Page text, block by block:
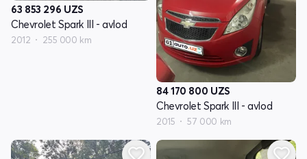
63 853 296 UZS
Chevrolet Spark III - avlod
2012 255 000 km
84 170 800 UZS
Chevrolet Spark III - avlod
2015 57 000 km